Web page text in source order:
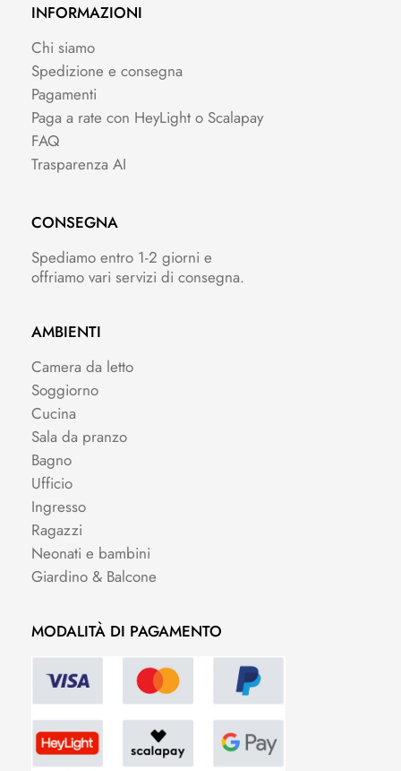
INFORMAZIONI
Chi siamo
Spedizione e consegna
Pagamenti
Paga a rate con HeyLight o Scalapay
FAQ
Trasparenza AI
CONSEGNA
Spediamo entro 1-2 giorni e
offriamo vari servizi di consegna.
AMBIENTI
Camera da letto
Soggiorno
Cucina
Sala da pranzo
Bagno
Ufficio
Ingresso
Ragazzi
Neonati e bambini
Giardino & Balcone
MODALITÀ DI PAGAMENTO